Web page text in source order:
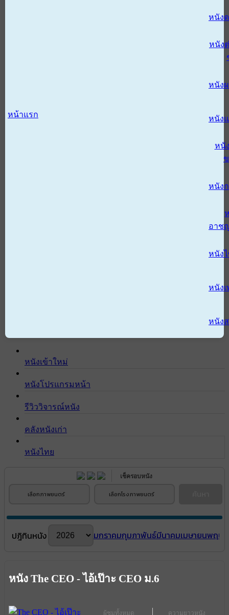
หน้าแรก
หนัง
หนัง
หนัง
หนัง
หนั
หนัง
อาช
หนัง
หนังเ
หนัง
หนังเข้าใหม่
หนังโปรแกรมหน้า
รีวิววิจารณ์หนัง
คลังหนังเก่า
หนังไทย
เช็ครอบหนัง
เลือกภาพยนตร์ เลือกโรงภาพยนตร์
ปฎิทินหนัง มกราคมกุมภาพันธ์มีนาคมเมษายนพฤษ
ผู้ชมทั้งหมด ความยาวหนัง
หนัง The CEO - ไอ้เป๊าะ CEO ม.6